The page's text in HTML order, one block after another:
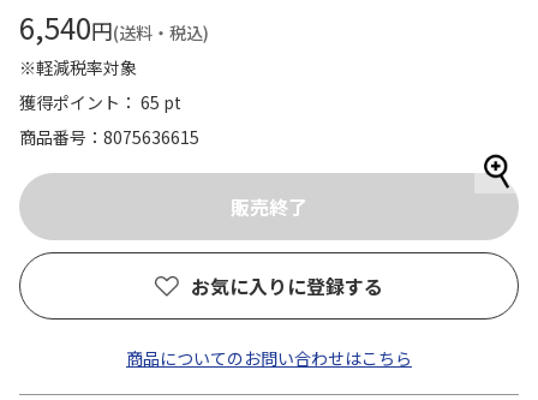
6,540円(送料・税込)
※軽減税率対象
獲得ポイント： 65 pt
商品番号
8075636615
お気に入りに登録する
商品についてのお問い合わせはこちら